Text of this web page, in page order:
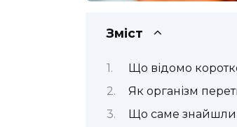
Зміст
Що відомо
Як організм
Що саме знайшли